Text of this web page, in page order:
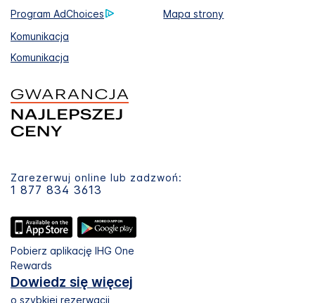
Program AdChoices
Mapa strony
Komunikacja
Komunikacja
Zarezerwuj online lub zadzwoń:
1 877 834 3613
Pobierz aplikację IHG One
Rewards
Dowiedz się więcej
o szybkiej rezerwacji